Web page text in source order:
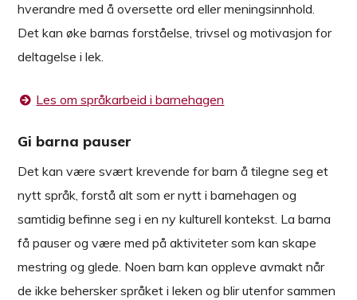
hverandre med å oversette ord eller meningsinnhold.
Det kan øke barnas forståelse, trivsel og motivasjon for
deltagelse i lek.
Les om språkarbeid i barnehagen
Gi barna pauser
Det kan være svært krevende for barn å tilegne seg et
nytt språk, forstå alt som er nytt i barnehagen og
samtidig befinne seg i en ny kulturell kontekst. La barna
få pauser og være med på aktiviteter som kan skape
mestring og glede. Noen barn kan oppleve avmakt når
de ikke behersker språket i leken og blir utenfor sammen